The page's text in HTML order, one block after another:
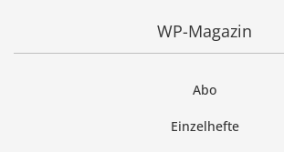
WP-Magazin
Abo
Einzelhefte